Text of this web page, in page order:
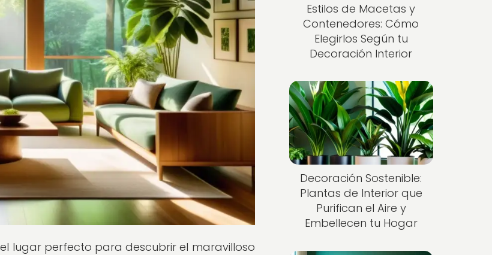
lugar perfecto para descubrir el maravilloso
Estilos de Macetas y
Contenedores: Cómo
Elegirlos Según tu
Decoración Interior
Decoración Sostenible:
Plantas de Interior que
Purifican el Aire y
Embellecen tu Hogar